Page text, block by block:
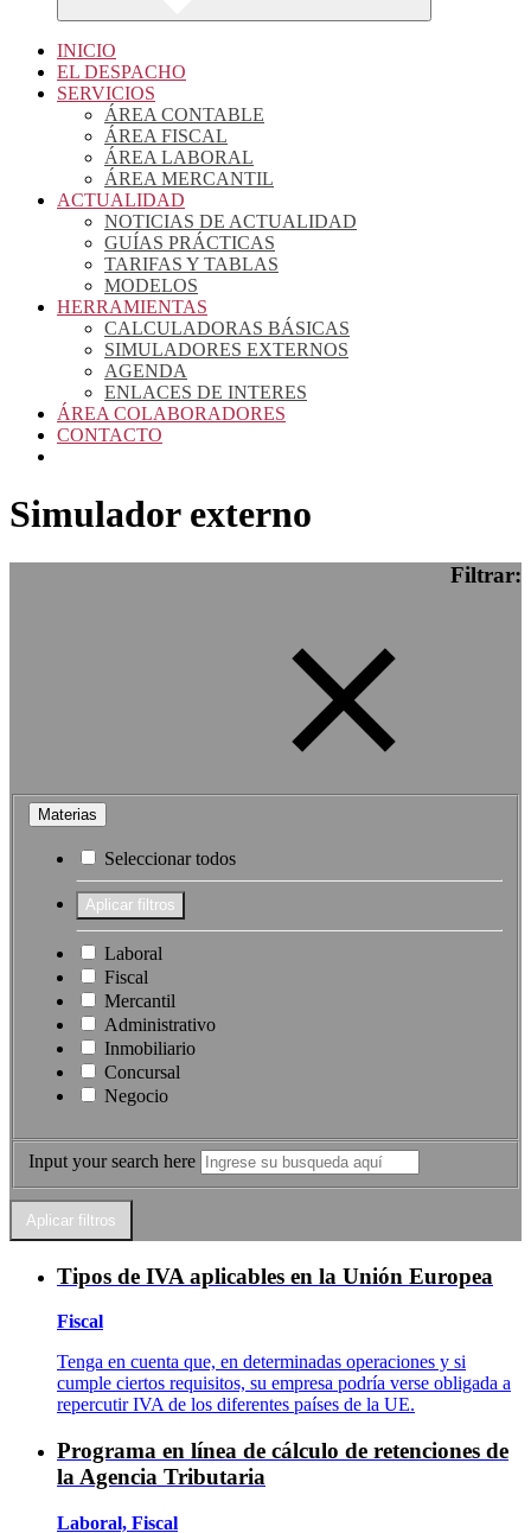
INICIO
EL DESPACHO
SERVICIOS
ÁREA CONTABLE
ÁREA FISCAL
ÁREA LABORAL
ÁREA MERCANTIL
ACTUALIDAD
NOTICIAS DE ACTUALIDAD
GUÍAS PRÁCTICAS
TARIFAS Y TABLAS
MODELOS
HERRAMIENTAS
CALCULADORAS BÁSICAS
SIMULADORES EXTERNOS
AGENDA
ENLACES DE INTERES
ÁREA COLABORADORES
CONTACTO
Simulador externo
Filtrar:
Materias
Seleccionar todos
Laboral
Fiscal
Mercantil
Administrativo
Inmobiliario
Concursal
Negocio
Input your search here
Tipos de IVA aplicables en la Unión Europea
Fiscal
Tenga en cuenta que, en determinadas operaciones y si
cumple ciertos requisitos, su empresa podría verse obligada a
repercutir IVA de los diferentes países de la UE.
Programa en línea de cálculo de retenciones de
la Agencia Tributaria
Laboral, Fiscal